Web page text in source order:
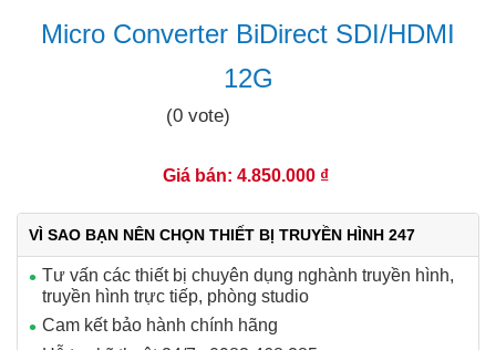
Micro Converter BiDirect SDI/HDMI
12G
(0 vote)
Giá bán: 4.850.000 ₫
VÌ SAO BẠN NÊN CHỌN THIẾT BỊ TRUYỀN HÌNH 247
Tư vấn các thiết bị chuyên dụng nghành truyền hình,
truyền hình trực tiếp, phòng studio
Cam kết bảo hành chính hãng